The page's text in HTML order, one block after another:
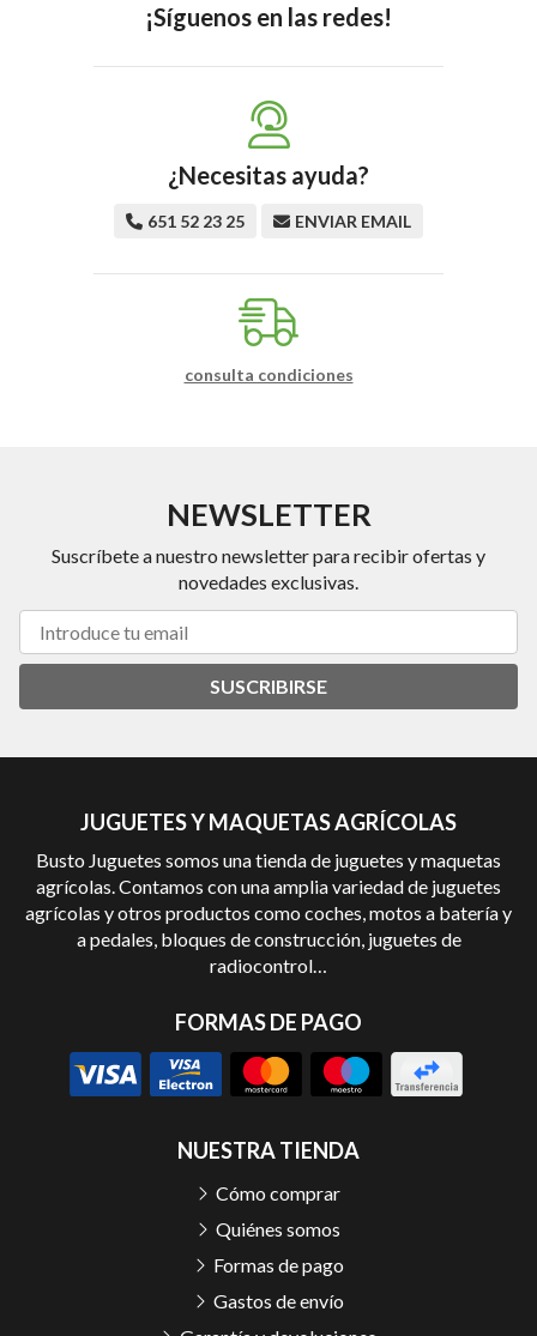
¡Síguenos en las redes!
¿Necesitas ayuda?
651 52 23 25 ENVIAR EMAIL
consulta condiciones
NEWSLETTER
Suscríbete a nuestro newsletter para recibir ofertas y
novedades exclusivas.
SUSCRIBIRSE
JUGUETES Y MAQUETAS AGRÍCOLAS
Busto Juguetes somos una tienda de juguetes y maquetas
agrícolas. Contamos con una amplia variedad de juguetes
agrícolas y otros productos como coches, motos a batería y
a pedales, bloques de construcción, juguetes de
radiocontrol…
FORMAS DE PAGO
NUESTRA TIENDA
Cómo comprar
Quiénes somos
Formas de pago
Gastos de envío